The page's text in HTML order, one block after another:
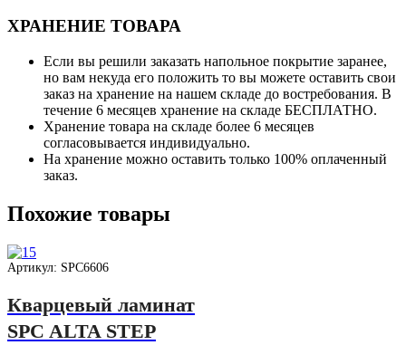
ХРАНЕНИЕ ТОВАРА
Если вы решили заказать напольное покрытие заранее,
но вам некуда его положить то вы можете оставить свои
заказ на хранение на нашем складе до востребования. В
течение 6 месяцев хранение на складе БЕСПЛАТНО.
Хранение товара на складе более 6 месяцев
согласовывается индивидуально.
На хранение можно оставить только 100% оплаченный
заказ.
Похожие товары
Артикул: SPC6606
Кварцевый ламинат
SPC ALTA STEP